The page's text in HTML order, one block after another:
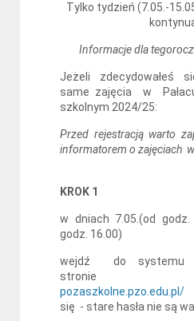
Tylko tydzień (7.05.-
Informacje dla
Jeżeli zdecydowałeś
same zajęcia w
szkolnym 2024/25:
Przed rejestracją warto
informatorem o zajęciach w
KROK 1
w dniach 7.05.(od
godz. 16.00)
wejdź do systemu
stronie
pozaszkolne.pzo.edu.pl/
się - stare hasła nie są